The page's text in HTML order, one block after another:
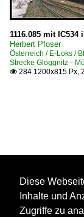
1116.085 mit
Herbert Pfoser
Österreich / E-Loks /
Strecke Gloggnitz –
 284 1200x815 Px,
Diese
Inhalte und
Zugriffe zu